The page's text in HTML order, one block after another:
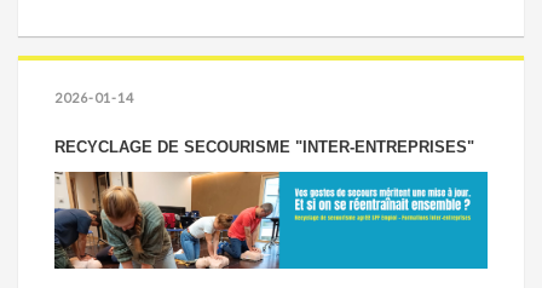
2026-01-14
RECYCLAGE DE SECOURISME "INTER-ENTREPRISES"